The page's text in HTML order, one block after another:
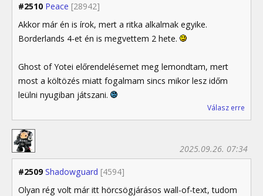
#2510 Peace [28942]
Akkor már én is írok, mert a ritka alkalmak egyike.
Borderlands 4-et én is megvettem 2 hete.
Ghost of Yotei előrendelésemet meg lemondtam, mert
most a költözés miatt fogalmam sincs mikor lesz időm
leülni nyugiban játszani.
Válasz erre
#2509 Shadowguard [4594]
2025.09.26. 07:34
Olyan rég volt már itt hörcsögjárásos wall-of-text, tudom